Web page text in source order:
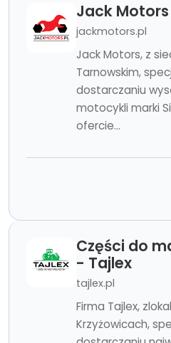
Jack Motors
jackmotors.pl
Jack Motors, z
Tarnowskim,
dostarczaniu
motocykli marki
ofercie...
Części do
- Tajlex
tajlex.pl
Firma Tajlex,
Krzyżowicach,